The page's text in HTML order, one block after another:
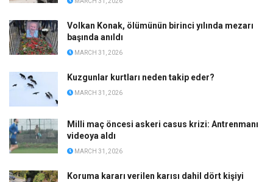
Volkan Konak, ölümünün birinci yılında mezarı
başında anıldı
MARCH 31, 2026
Kuzgunlar kurtları neden takip eder?
MARCH 31, 2026
Milli maç öncesi askeri casus krizi: Antrenmanı
videoya aldı
MARCH 31, 2026
Koruma kararı verilen karısı dahil dört kişiyi